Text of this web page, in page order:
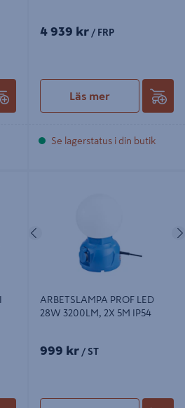
4 939 kr / FRP
Läs mer
Se lagerstatus i din butik
ARBETSLAMPA PROF LED
28W 3200LM, 2X 5M IP54
999 kr / ST